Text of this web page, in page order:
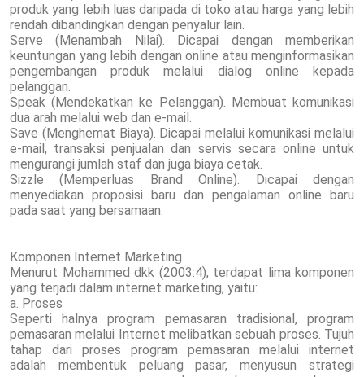
produk yang lebih luas daripada di toko atau harga yang lebih
rendah dibandingkan dengan penyalur lain.
Serve (Menambah Nilai). Dicapai dengan memberikan
keuntungan yang lebih dengan online atau menginformasikan
pengembangan produk melalui dialog online kepada
pelanggan.
Speak (Mendekatkan ke Pelanggan). Membuat komunikasi
dua arah melalui web dan e-mail.
Save (Menghemat Biaya). Dicapai melalui komunikasi melalui
e-mail, transaksi penjualan dan servis secara online untuk
mengurangi jumlah staf dan juga biaya cetak.
Sizzle (Memperluas Brand Online). Dicapai dengan
menyediakan proposisi baru dan pengalaman online baru
pada saat yang bersamaan.
Komponen Internet Marketing
Menurut Mohammed dkk (2003:4), terdapat lima komponen
yang terjadi dalam internet marketing, yaitu:
a. Proses
Seperti halnya program pemasaran tradisional, program
pemasaran melalui Internet melibatkan sebuah proses. Tujuh
tahap dari proses program pemasaran melalui internet
adalah membentuk peluang pasar, menyusun strategi